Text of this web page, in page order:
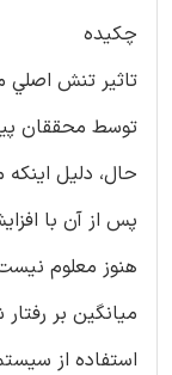
چکیده
تاثير تنش
توسط محققان
حال، دلیل
پس از آن با
هنوز معلوم
میانگین بر